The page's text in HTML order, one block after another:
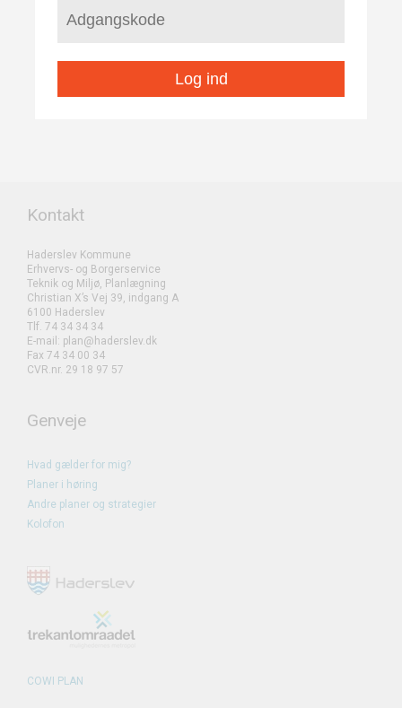
Log ind
Kontakt
Haderslev Kommune
Erhvervs- og Borgerservice
Teknik og Miljø, Planlægning
Christian X’s Vej 39, indgang A
6100 Haderslev
Tlf. 74 34 34 34
E-mail: plan@haderslev.dk
Fax 74 34 00 34
CVR.nr. 29 18 97 57
Genveje
Hvad gælder for mig?
Planer i høring
Andre planer og strategier
Kolofon
COWI PLAN